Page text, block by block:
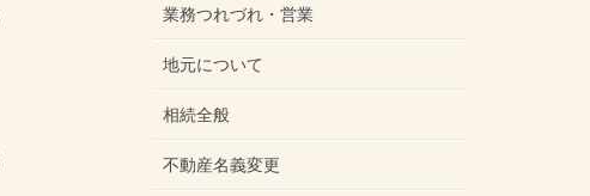
業務つれづれ・営業
地元について
相続全般
不動産名義変更